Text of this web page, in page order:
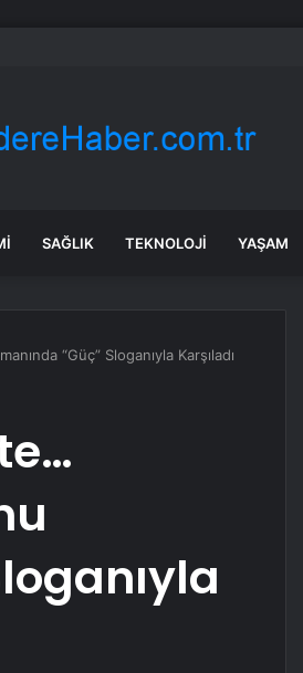
SAĞLIK TEKNOLOJI YAŞAM
“Güç” Sloganıyla Karşıladı